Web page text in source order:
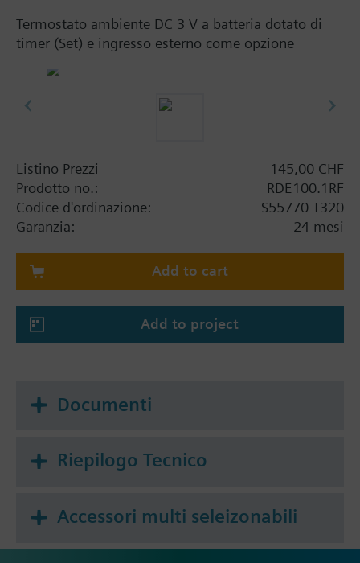
Termostato ambiente DC 3 V a batteria dotato di
timer (Set) e ingresso esterno come opzione
Listino Prezzi
145,00 CHF
Prodotto no.:
RDE100.1RF
Codice d'ordinazione:
S55770-T320
Garanzia:
24 mesi
Add to cart
Add to project
Documenti
Riepilogo Tecnico
Accessori multi seleizonabili